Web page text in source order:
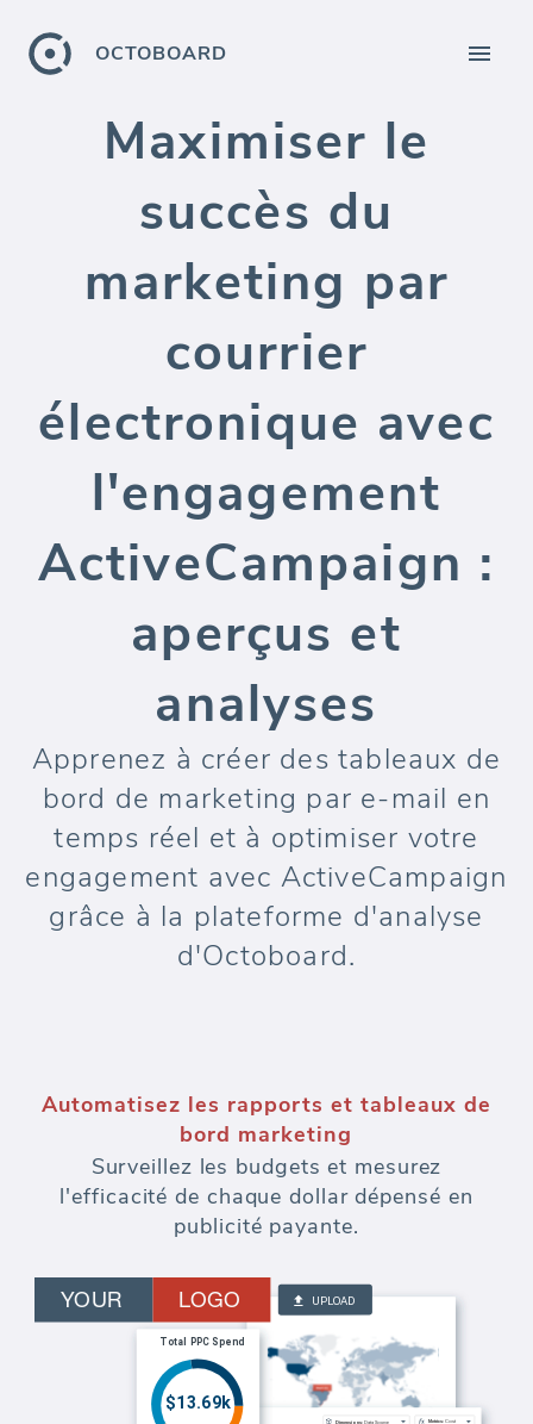
OCTOBOARD
Maximiser le
succès du
marketing par
courrier
électronique avec
l'engagement
ActiveCampaign :
aperçus et
analyses
Apprenez à créer des tableaux de
bord de marketing par e-mail en
temps réel et à optimiser votre
engagement avec ActiveCampaign
grâce à la plateforme d'analyse
d'Octoboard.
Automatisez les rapports et tableaux de
bord marketing
Surveillez les budgets et mesurez
l'efficacité de chaque dollar dépensé en
publicité payante.